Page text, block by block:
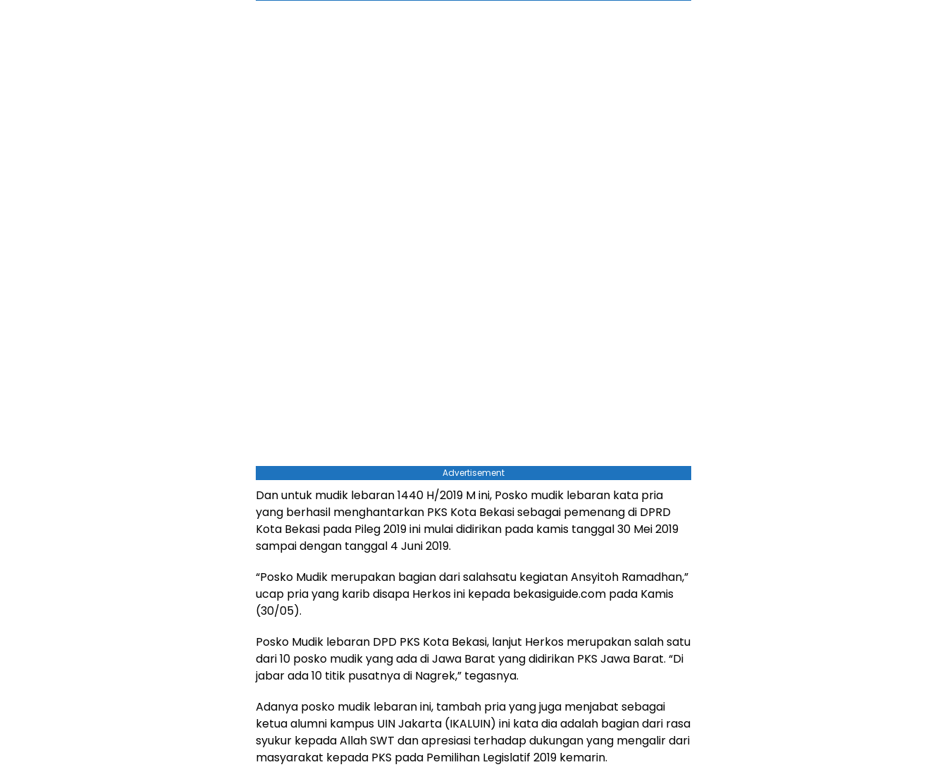
Advertisement
Dan untuk mudik lebaran 1440 H/2019 M ini, Posko mudik lebaran kata pria
yang berhasil menghantarkan PKS Kota Bekasi sebagai pemenang di DPRD
Kota Bekasi pada Pileg 2019 ini mulai didirikan pada kamis tanggal 30 Mei 2019
sampai dengan tanggal 4 Juni 2019.
“Posko Mudik merupakan bagian dari salahsatu kegiatan Ansyitoh Ramadhan,”
ucap pria yang karib disapa Herkos ini kepada bekasiguide.com pada Kamis
(30/05).
Posko Mudik lebaran DPD PKS Kota Bekasi, lanjut Herkos merupakan salah satu
dari 10 posko mudik yang ada di Jawa Barat yang didirikan PKS Jawa Barat. “Di
jabar ada 10 titik pusatnya di Nagrek,” tegasnya.
Adanya posko mudik lebaran ini, tambah pria yang juga menjabat sebagai
ketua alumni kampus UIN Jakarta (IKALUIN) ini kata dia adalah bagian dari rasa
syukur kepada Allah SWT dan apresiasi terhadap dukungan yang mengalir dari
masyarakat kepada PKS pada Pemilihan Legislatif 2019 kemarin.